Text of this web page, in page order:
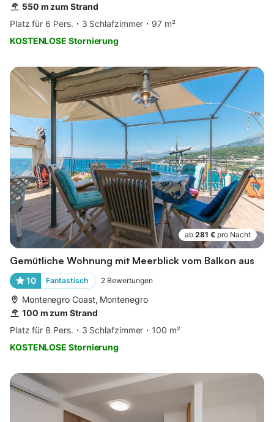
550 m zum Strand
Platz für 6 Pers.
3 Schlafzimmer
97 m²
KOSTENLOSE Stornierung
ab 281 € pro Nacht
Gemütliche Wohnung mit Meerblick vom Balkon aus
10 Fantastisch 2 Bewertungen
Montenegro Coast, Montenegro
100 m zum Strand
Platz für 8 Pers.
3 Schlafzimmer
100 m²
KOSTENLOSE Stornierung